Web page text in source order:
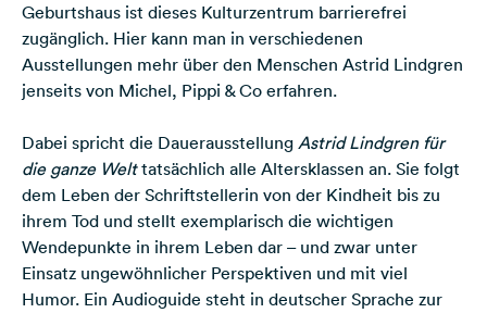
Geburtshaus ist dieses Kulturzentrum barrierefrei
zugänglich. Hier kann man in verschiedenen
Ausstellungen mehr über den Menschen Astrid Lindgren
jenseits von Michel, Pippi & Co erfahren.
Dabei spricht die Dauerausstellung Astrid Lindgren für
die ganze Welttatsächlich alle Altersklassen an. Sie folgt
dem Leben der Schriftstellerin von der Kindheit bis zu
ihrem Tod und stellt exemplarisch die wichtigen
Wendepunkte in ihrem Leben dar – und zwar unter
Einsatz ungewöhnlicher Perspektiven und mit viel
Humor. Ein Audioguide steht in deutscher Sprache zur